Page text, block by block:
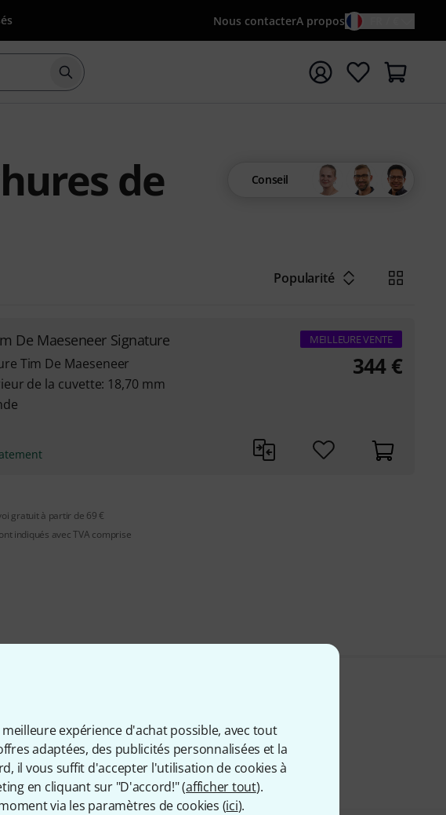
expérience d'achat possible, avec tout
adaptées, des publicités personnalisées et la
il vous suffit d'accepter l'utilisation de cookies à
en cliquant sur "D'accord!" (afficher tout).
via les paramètres de cookies (ici).
Nous contacterA propos
Démarrer la recherche avec le terme de recherche
de
Conseil
Popularité
De Maeseneer Signature
Tim De Maeseneer
de la cuvette: 18,70 mm
MEILLEURE VENTE
344 €
gratuit à partir de 69 €
indiqués avec TVA comprise
?